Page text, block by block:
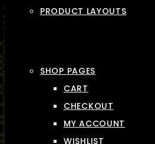
PRODUCT LAYOUTS
SHOP PAGES
CART
CHECKOUT
MY ACCOUNT
WISHLIST